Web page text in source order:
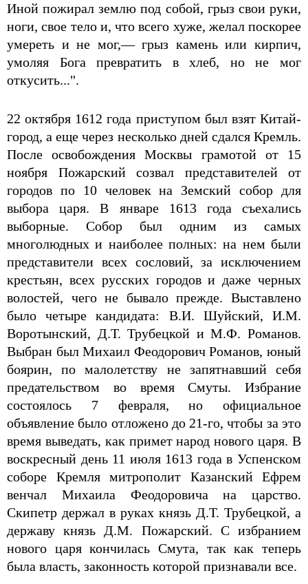
Иной пожирал землю под собой, грыз свои руки,
ноги, свое тело и, что всего хуже, желал поскорее
умереть и не мог,— грыз камень или кирпич,
умоляя Бога превратить в хлеб, но не мог
откусить...".
22 октября 1612 года приступом был взят Китай-
город, а еще через несколько дней сдался Кремль.
После освобождения Москвы грамотой от 15
ноября Пожарский созвал представителей от
городов по 10 человек на Земский собор для
выбора царя. В январе 1613 года съехались
выборные. Собор был одним из самых
многолюдных и наиболее полных: на нем были
представители всех сословий, за исключением
крестьян, всех русских городов и даже черных
волостей, чего не бывало прежде. Выставлено
было четыре кандидата: В.И. Шуйский, И.М.
Воротынский, Д.Т. Трубецкой и М.Ф. Романов.
Выбран был Михаил Феодорович Романов, юный
боярин, по малолетству не запятнавший себя
предательством во время Смуты. Избрание
состоялось 7 февраля, но официальное
объявление было отложено до 21-го, чтобы за это
время выведать, как примет народ нового царя. В
воскресный день 11 июля 1613 года в Успенском
соборе Кремля митрополит Казанский Ефрем
венчал Михаила Феодоровича на царство.
Скипетр держал в руках князь Д.Т. Трубецкой, а
державу князь Д.М. Пожарский. С избранием
нового царя кончилась Смута, так как теперь
была власть, законность которой признавали все.